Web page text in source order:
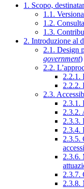
1. Scopo,
1.1.
1.2.
1.3.
2. Introduzione al
2.1. Design
government)
2.2.
2.2.1.
2.2.2.
2.3.
2.3.1.
2.3.2.
2.3.3.
2.3.4.
2.3.5.
2.3.6.
2.3.7.
2.3.8.